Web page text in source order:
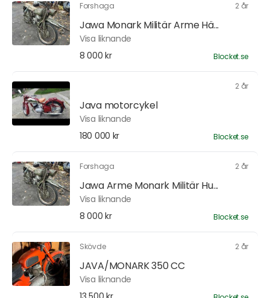
Forshaga 2 år
Jawa Monark Militär Arme Hä...
Visa liknande
8 000 kr
Blocket.se
2 år
Java motorcykel
Visa liknande
180 000 kr
Blocket.se
Forshaga 2 år
Jawa Arme Monark Militär Hu...
Visa liknande
8 000 kr
Blocket.se
Skövde 2 år
JAVA/MONARK 350 CC
Visa liknande